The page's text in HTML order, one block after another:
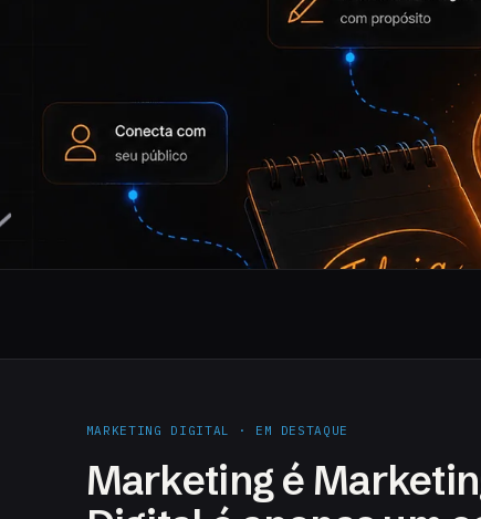
MARKETING DIGITAL · EM DESTAQUE
Marketing é